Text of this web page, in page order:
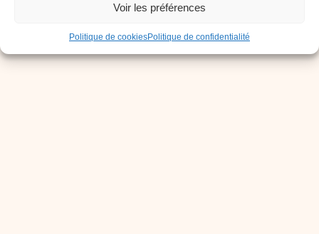
Voir les préférences
Politique de cookiesPolitique de confidentialité